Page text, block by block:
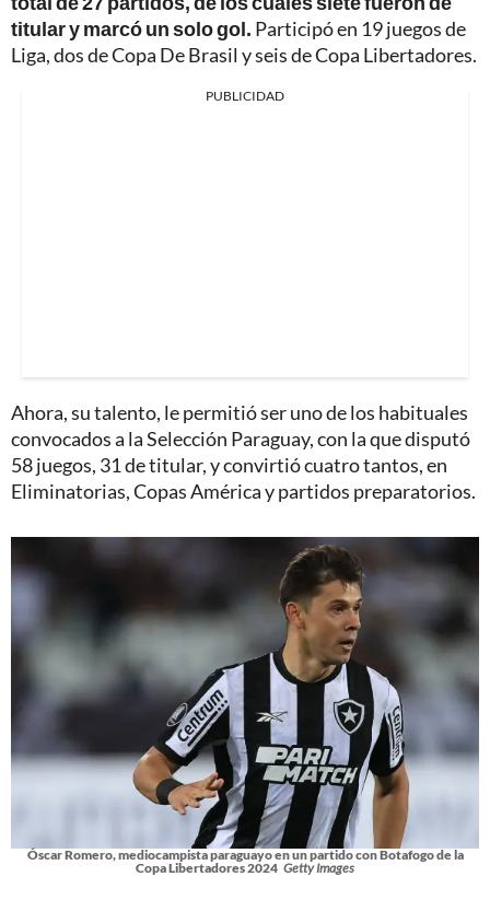
titular y marcó un solo gol. Participó en 19 juegos de
Liga, dos de Copa De Brasil y seis de Copa Libertadores.
PUBLICIDAD
Ahora, su talento, le permitió ser uno de los habituales
convocados a la Selección Paraguay, con la que disputó
58 juegos, 31 de titular, y convirtió cuatro tantos, en
Eliminatorias, Copas América y partidos preparatorios.
Óscar Romero, mediocampista paraguayo en un partido con Botafogo de la
Copa Libertadores 2024 Getty Images